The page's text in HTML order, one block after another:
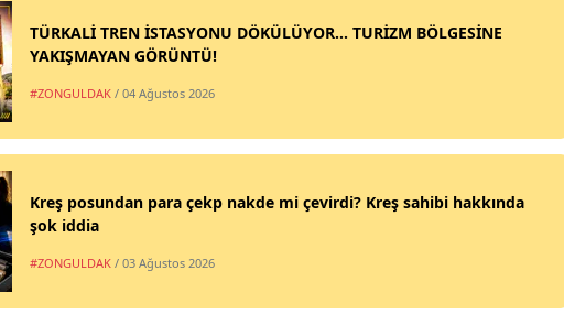
TÜRKALİ TREN İSTASYONU DÖKÜLÜYOR... TURİZM BÖLGESİNE
YAKIŞMAYAN GÖRÜNTÜ!
#ZONGULDAK / 04 Ağustos 2026
Kreş posundan para çekp nakde mi çevirdi? Kreş sahibi hakkında
şok iddia
#ZONGULDAK / 03 Ağustos 2026